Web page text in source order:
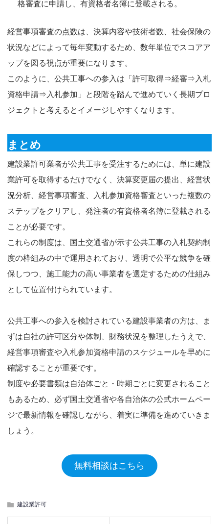
格審査に申請し、有資格者名簿に登載される。
経営事項審査の点数は、決算内容や技術者数、社会保険の
状況などによって毎年変動するため、数年単位でスコアア
ップを図る視点が重要になります。
このように、公共工事への参入は「許可取得⇒経審⇒入札
資格申請⇒入札参加」と段階を踏んで進めていく長期プロ
ジェクトと考えるとイメージしやすくなります。
まとめ
建設業許可業者が公共工事を受注するためには、単に建設
業許可を取得するだけでなく、決算変更届の提出、経営状
況分析、経営事項審査、入札参加資格審査といった複数の
ステップをクリアし、発注者の有資格者名簿に登載される
ことが必要です。
これらの制度は、国土交通省が示す公共工事の入札契約制
度の枠組みの中で運用されており、透明で公平な競争を確
保しつつ、施工能力の高い事業者を選定するための仕組み
として位置付けられています。
公共工事への参入を検討されている建設事業者の方は、ま
ずは自社の許可区分や体制、財務状況を整理したうえで、
経営事項審査や入札参加資格申請のスケジュールを早めに
確認することが重要です。
制度や必要書類は自治体ごと・時期ごとに変更されること
もあるため、必ず国土交通省や各自治体の公式ホームペー
ジで最新情報を確認しながら、着実に準備を進めていきま
しょう。
無料相談はこちら
建設業許可